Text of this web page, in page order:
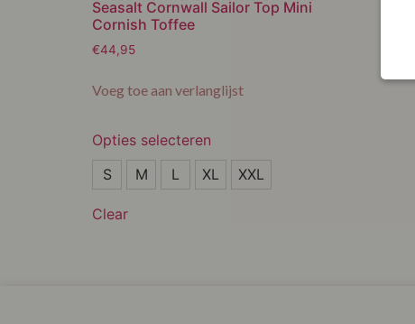
Seasalt Cornwall Sailor Top Mini
Cornish Toffee
€44,95
Voeg toe aan verlanglijst
Opties selecteren
S
M
S M L XL XXL
Clear